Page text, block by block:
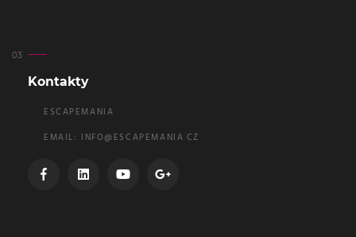
Kontakty
ESCAPEMANIA
EMAIL: INFO@ESCAPEMANIA.CZ